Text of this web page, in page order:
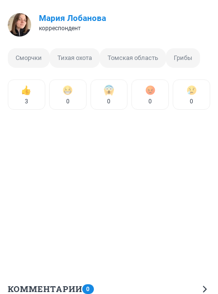
Мария Лобанова
корреспондент
Сморчки Тихая охота Томская область Грибы
3 0 0 0 0
КОММЕНТАРИИ 0